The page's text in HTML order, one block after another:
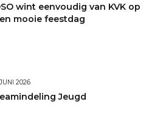
wint eenvoudig van KVK op
mooie feestdag
2026
Jeugd